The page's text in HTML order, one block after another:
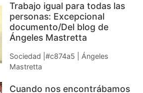
Trabajo igual para todas las
personas: Excepcional
documento/Del blog de
Ángeles Mastretta
Sociedad |#c874a5 | Ángeles
Mastretta
Cuando nos encontrábamos